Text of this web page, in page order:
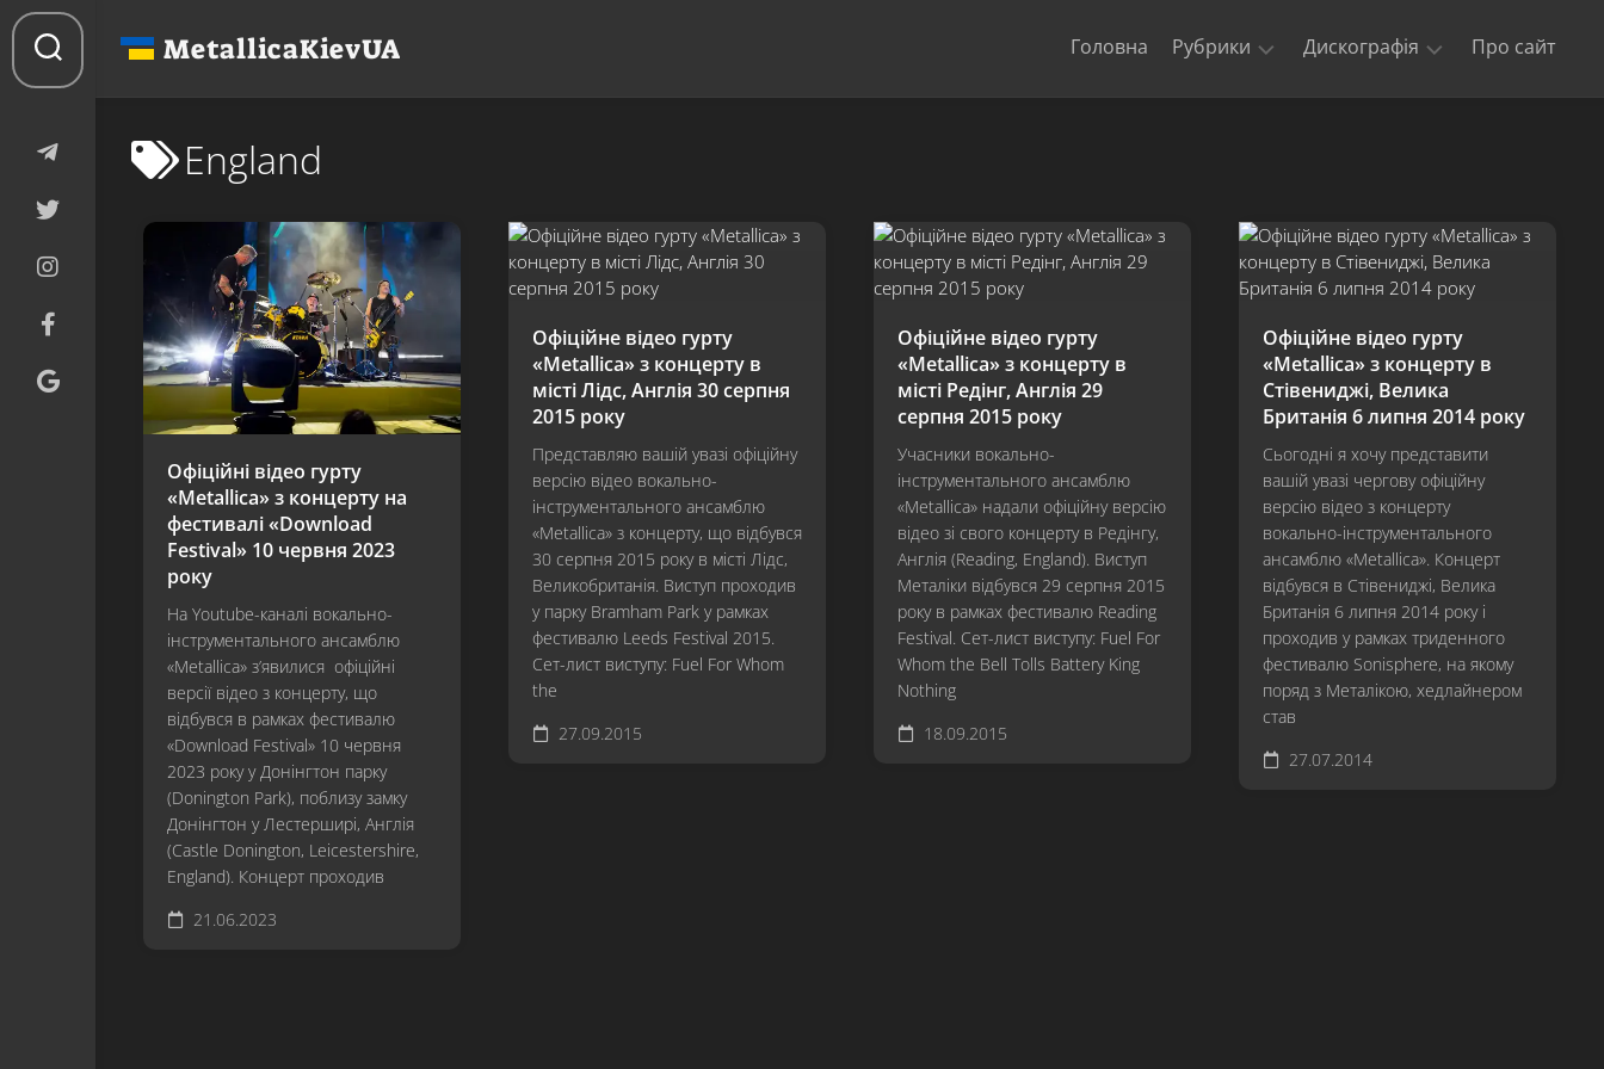
Перейти
до
вмісту
MetallicaKievUA Головна Рубрики
Офіційні
відео
Metallica
Дискографія
The
Lightning
Master
Puppets
The
$5.98
–
Garage
Days
Re-
Revisited
…
And
Justice
For
All
Load
Про сайт
England
Офіційні відео гурту
«Metallica» з концерту на
фестивалі «Download
Festival» 10 червня 2023
року
На Youtube-каналі вокально-
інструментального ансамблю
«Metallica» з’явилися офіційні
версії відео з концерту, що
відбувся в рамках фестивалю
«Download Festival» 10 червня
2023 року у Донінгтон парку
(Donington Park), поблизу замку
Донінгтон у Лестерширі, Англія
(Castle Donington, Leicestershire,
England). Концерт проходив
21.06.2023
Офіційне відео гурту
«Metallica» з концерту в
місті Лідс, Англія 30 серпня
2015 року
Представляю вашій увазі офіційну
версію відео вокально-
інструментального ансамблю
«Metallica» з концерту, що відбувся
30 серпня 2015 року в місті Лідс,
Великобританія. Виступ проходив
у парку Bramham Park у рамках
фестивалю Leeds Festival 2015.
Сет-лист виступу: Fuel For Whom
the
27.09.2015
Офіційне відео гурту
«Metallica» з концерту в
місті Редінг, Англія 29
серпня 2015 року
Учасники вокально-
інструментального ансамблю
«Metallica» надали офіційну версію
відео зі свого концерту в Редінгу,
Англія (Reading, England). Виступ
Металіки відбувся 29 серпня 2015
року в рамках фестивалю Reading
Festival. Сет-лист виступу: Fuel For
Whom the Bell Tolls Battery King
Nothing
18.09.2015
Офіційне відео гурту
«Metallica» з концерту в
Стівениджі, Велика
Британія 6 липня 2014 року
Сьогодні я хочу представити
вашій увазі чергову офіційну
версію відео з концерту
вокально-інструментального
ансамблю «Metallica». Концерт
відбувся в Стівениджі, Велика
Британія 6 липня 2014 року і
проходив у рамках триденного
фестивалю Sonisphere, на якому
поряд з Металікою, хедлайнером
став
27.07.2014